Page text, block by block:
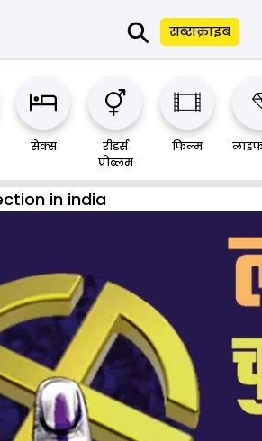
⚲ सब्सक्राइब
सेक्स
रीडर्स
प्रौब्लम
फिल्म
in india